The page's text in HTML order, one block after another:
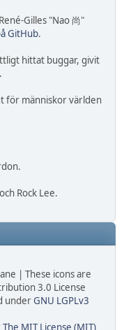
Gilles "Nao 尚"
GitHub.
hittat buggar, givit
för människor världen
Rock Lee.
| These icons are
3.0 License
underGNU LGPLv3
The MIT License (MIT)